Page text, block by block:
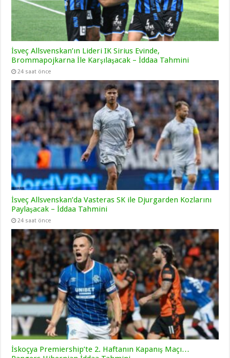
İsveç Allsvenskan’ın Lideri IK Sirius Evinde,
Brommapojkarna İle Karşılaşacak – İddaa Tahmini
24 saat önce
İsveç Allsvenskan’da Vasteras SK ile Djurgarden Kozlarını
Paylaşacak – İddaa Tahmini
24 saat önce
İskoçya Premiership’te 2. Haftanın Kapanış Maçı…